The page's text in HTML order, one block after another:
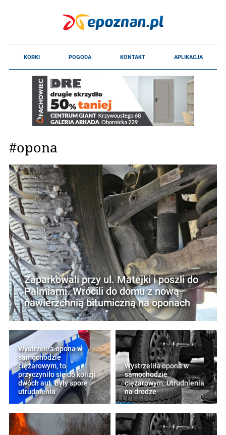
#opona
Zaparkowali przy ul. Matejki i poszli do
Palmiarni. Wrócili do domu z nową
nawierzchnią bitumiczną na oponach
Wystrzeliła opona w
samochodzie
ciężarowym, to
przyczyniło się do kolizji
dwóch aut. Były spore
utrudnienia
Wystrzeliła opona w
samochodzie
ciężarowym. Utrudnienia
na drodze